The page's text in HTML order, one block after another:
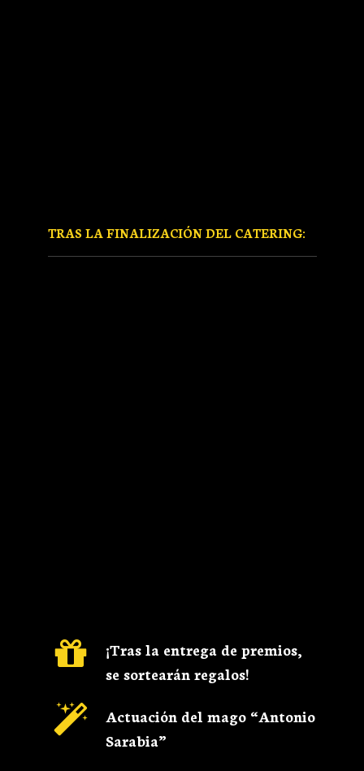
TRAS LA FINALIZACIÓN DEL CATERING:
¡Tras la entrega de premios,
se sortearán regalos!
Actuación del mago “Antonio
Sarabia”